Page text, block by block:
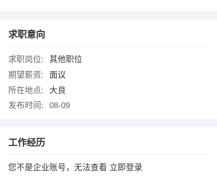
求职意向
求职岗位:
其他职位
期望薪资:
面议
所在地点:
大良
发布时间:
08-09
工作经历
您不是企业账号，无法查看 立即登录